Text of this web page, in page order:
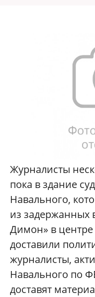
Журналисты
пока в здание
Навального,
из задержанных
Димон» в центре
доставили
журналисты,
Навального по
доставят